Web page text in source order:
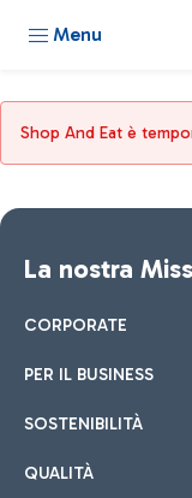
Menu
Shop And Eat è
La nostra
CORPORATE
PER IL BUSINESS
SOSTENIBILITÀ
QUALITÀ